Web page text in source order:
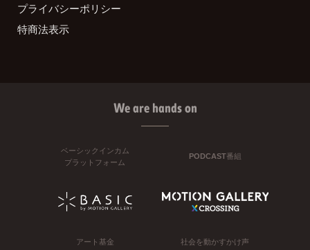
プライバシーポリシー
特商法表示
We are hands on
ベーシックインカム
プラットフォーム
PODCAST番組
アート基金 社会を動かすかけ声